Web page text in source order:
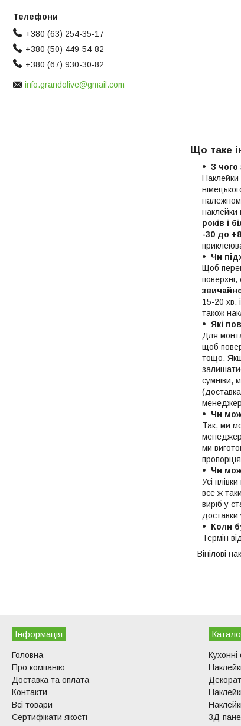
Що таке
З чого
Наклейки
наклейки
років і
-30 до
Чи
Щоб
поверхні,
15-20 хв.
також
Які
Для
щоб
тощо.
сумніви,
Чи
Так, ми
ми
Чи
Усі
все ж
виріб у
доставки
Коли
Термін
Вінілові
+380 (63) 254-35-17
+380 (50) 449-54-82
+380 (67) 930-30-82
info.grandolive@gmail.com
Інформація
Головна
Про компанію
Доставка та оплата
Контакти
Всі товари
Сертифікати якості
3Д-